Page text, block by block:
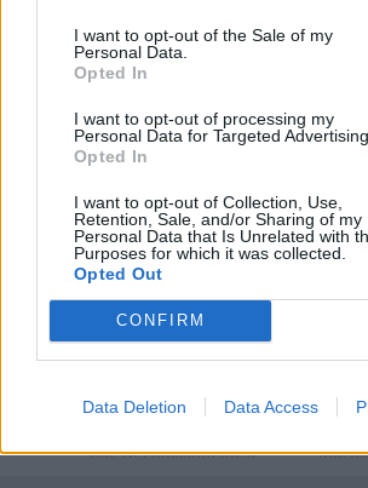
I want to opt-out of the Sale of my
Personal Data.
Opted In
I want to opt-out of processing my
Personal Data for Targeted Advertising.
Opted In
I want to opt-out of Collection, Use,
Retention, Sale, and/or Sharing of my
Personal Data that Is Unrelated with
Purposes for which it was collected.
Opted Out
CONFIRM
Data Deletion Data Access
LEGNANO
Selezioniamo
Il meglio di
Iscriviti